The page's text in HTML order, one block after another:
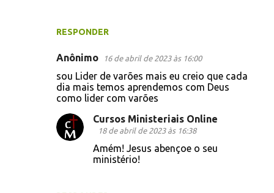
RESPONDER
Anônimo 16 de abril de 2023 às 16:00
sou Lider de varões mais eu creio que cada
dia mais temos aprendemos com Deus
como lider com varões
Cursos Ministeriais Online
18 de abril de 2023 às 16:38
Amém! Jesus abençoe o seu
ministério!